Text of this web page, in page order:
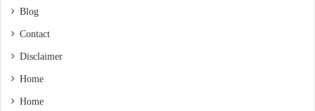
Blog
Contact
Disclaimer
Home
Home